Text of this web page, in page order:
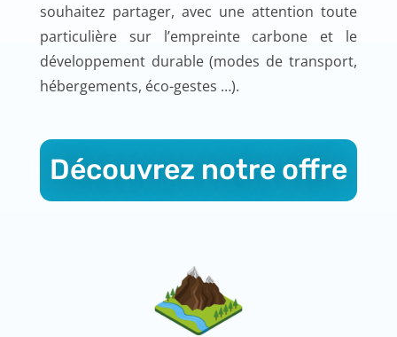
souhaitez partager, avec une attention toute
particulière sur l’empreinte carbone et le
développement durable (modes de transport,
hébergements, éco-gestes …).
Découvrez notre offre